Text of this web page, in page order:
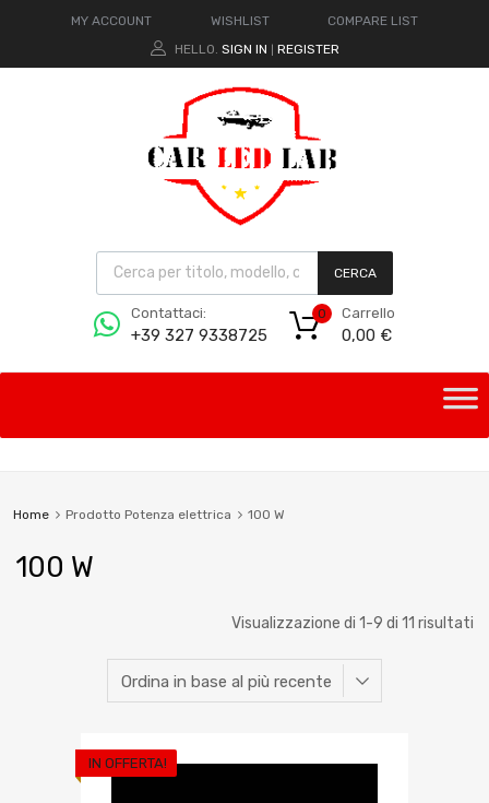
MY ACCOUNT WISHLIST
COMPARE LIST
HELLO. SIGN IN REGISTER
CERCA
Contattaci:
+39 327 9338725
Carrello
0,00 €
0
Home Prodotto Potenza elettrica 100 W
100 W
Visualizzazione di 1-9 di 11 risultati
IN OFFERTA!